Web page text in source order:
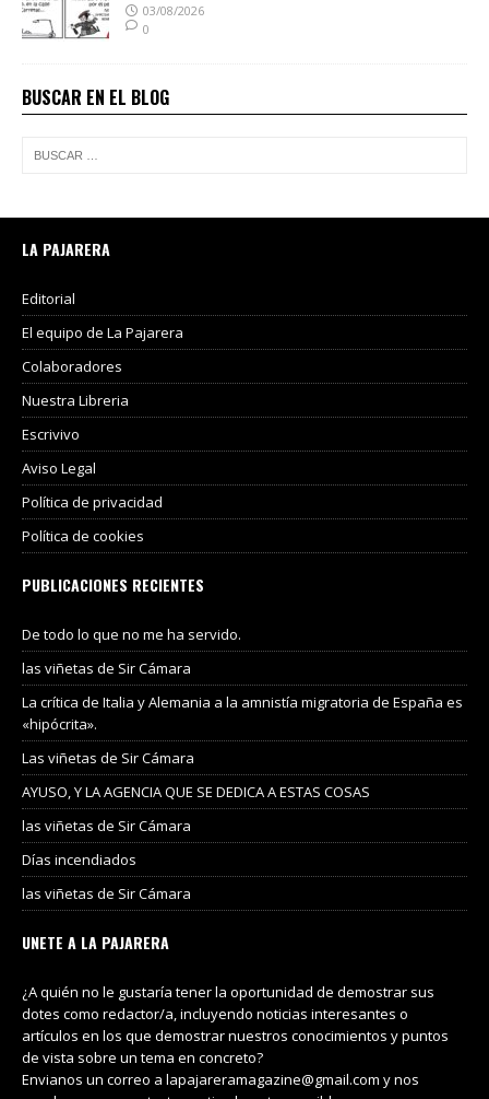
03/08/2026
0
BUSCAR EN EL BLOG
LA PAJARERA
Editorial
El equipo de La Pajarera
Colaboradores
Nuestra Libreria
Escrivivo
Aviso Legal
Política de privacidad
Política de cookies
PUBLICACIONES RECIENTES
De todo lo que no me ha servido.
las viñetas de Sir Cámara
La crítica de Italia y Alemania a la amnistía migratoria de España es
«hipócrita».
Las viñetas de Sir Cámara
AYUSO, Y LA AGENCIA QUE SE DEDICA A ESTAS COSAS
las viñetas de Sir Cámara
Días incendiados
las viñetas de Sir Cámara
UNETE A LA PAJARERA
¿A quién no le gustaría tener la oportunidad de demostrar sus
dotes como redactor/a, incluyendo noticias interesantes o
artículos en los que demostrar nuestros conocimientos y puntos
de vista sobre un tema en concreto?
Envianos un correo a lapajareramagazine@gmail.com y nos